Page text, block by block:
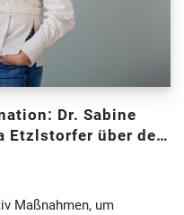
Dr. Sabine
Etzlstorfer über den
dazu beiträgt
Maßnahmen, um